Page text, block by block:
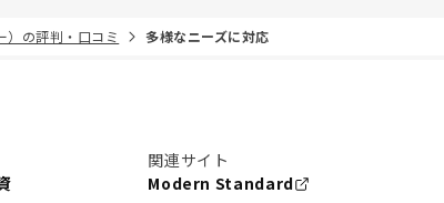
）の評判・口コミ 多様なニーズに対応
関連サイト
Modern Standard